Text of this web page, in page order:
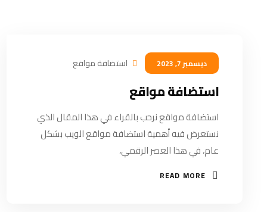
ديسمبر 7, 2023 استضافة مواقع
استضافة مواقع
استضافة مواقع نرحب بالقراء في هذا المقال الذي
نستعرض فيه أهمية استضافة مواقع الويب بشكل
عام، في هذا العصر الرقمي،
READ MORE